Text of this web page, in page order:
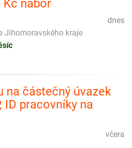
Kč nábor
dnes
Jihomoravského kraje
na částečný úvazek
ID pracovníky na
včera